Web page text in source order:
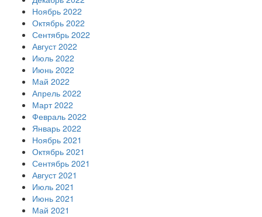
Ноябрь 2022
Октябрь 2022
Сентябрь 2022
Август 2022
Июль 2022
Июнь 2022
Май 2022
Апрель 2022
Март 2022
Февраль 2022
Январь 2022
Ноябрь 2021
Октябрь 2021
Сентябрь 2021
Август 2021
Июль 2021
Июнь 2021
Май 2021